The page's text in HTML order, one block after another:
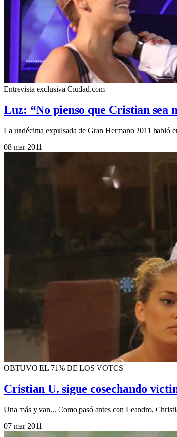
Entrevista exclusiva Ciudad.com
Luz: “No pienso que Cristian sea
La undécima expulsada de Gran Hermano 2011 habló
08 mar 2011
OBTUVO EL 71% DE LOS VOTOS
Cristian U. sigue cosechando
Una más y van... Como pasó antes con Leandro,
07 mar 2011